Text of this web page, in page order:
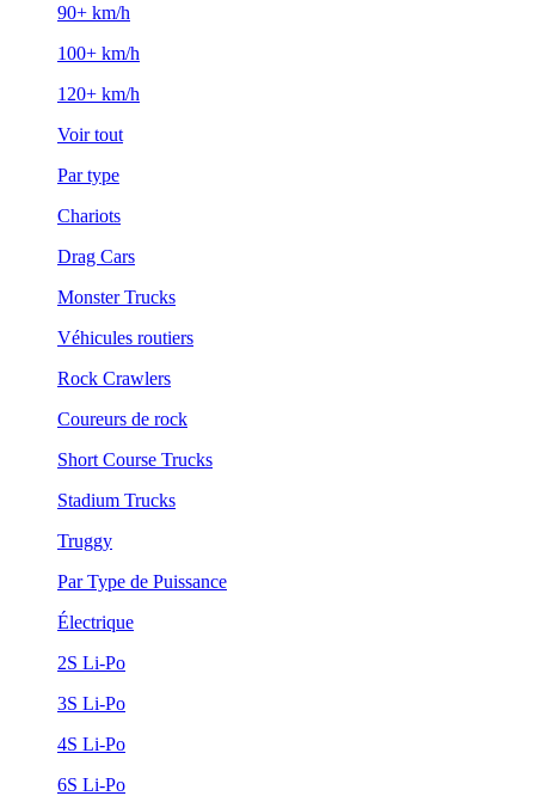
90+ km/h
100+ km/h
120+ km/h
Voir tout
Par type
Chariots
Drag Cars
Monster Trucks
Véhicules routiers
Rock Crawlers
Coureurs de rock
Short Course Trucks
Stadium Trucks
Truggy
Par Type de Puissance
Électrique
2S Li-Po
3S Li-Po
4S Li-Po
6S Li-Po